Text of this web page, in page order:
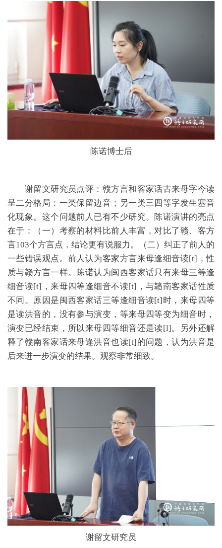
陈诺博士后
谢留文研究员点评：赣方言和客家话古来母字今读
呈二分格局：一类保留边音；另一类三四等字发生塞音
化现象。这个问题前人已有不少研究。陈诺演讲的亮点
在于：（一）考察的材料比前人丰富，对比了赣、客方
言103个方言点，结论更有说服力。（二）纠正了前人的
一些错误观点。前人认为客家方言来母逢细音读[t]，性
质与赣方言一样。陈诺认为闽西客家话只有来母三等逢
细音读[t]，来母四等逢细音不读[t]，与赣南客家话性质
不同。原因是闽西客家话三等逢细音读[t]时，来母四等
是读洪音的，没有参与演变，等来母四等变为细音时，
演变已经结束，所以来母四等细音还是读[l]。另外还解
释了赣南客家话来母逢洪音也读[t]的问题，认为洪音是
后来进一步演变的结果。观察非常细致。
谢留文研究员